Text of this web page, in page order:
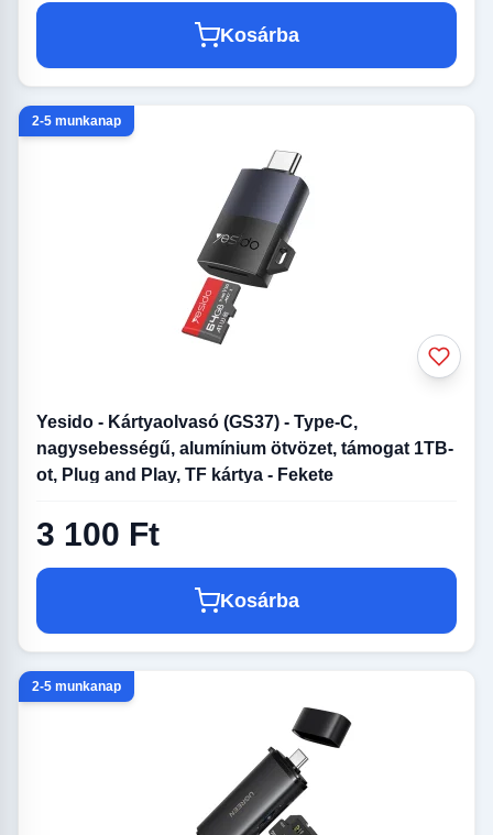
Kosárba
2-5 munkanap
Yesido - Kártyaolvasó (GS37) - Type-C,
nagysebességű, alumínium ötvözet, támogat 1TB-
ot, Plug and Play, TF kártya - Fekete
3 100 Ft
Kosárba
2-5 munkanap